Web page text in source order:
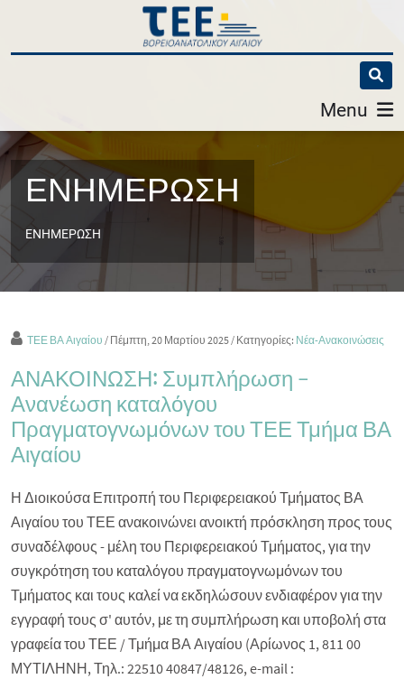
Menu
ΕΝΗΜΕΡΩΣΗ
ΕΝΗΜΕΡΩΣΗ
ΤΕΕ ΒΑ Αιγαίου / Πέμπτη, 20 Μαρτίου 2025/ Κατηγορίες: Νέα-Ανακοινώσεις
ΑΝΑΚΟΙΝΩΣΗ: Συμπλήρωση –
Ανανέωση καταλόγου
Πραγματογνωμόνων του ΤΕΕ Τμήμα ΒΑ
Αιγαίου
Η Διοικούσα Επιτροπή του Περιφερειακού Τμήματος ΒΑ
Αιγαίου του ΤΕΕ ανακοινώνει ανοικτή πρόσκληση προς τους
συναδέλφους - μέλη του Περιφερειακού Τμήματος, για την
συγκρότηση του καταλόγου πραγματογνωμόνων του
Τμήματος και τους καλεί να εκδηλώσουν ενδιαφέρον για την
εγγραφή τους σ' αυτόν, με τη συμπλήρωση και υποβολή στα
γραφεία του ΤΕΕ / Τμήμα ΒΑ Αιγαίου (Αρίωνος 1, 811 00
ΜΥΤΙΛΗΝΗ, Τηλ.: 22510 40847/48126, e-mail :